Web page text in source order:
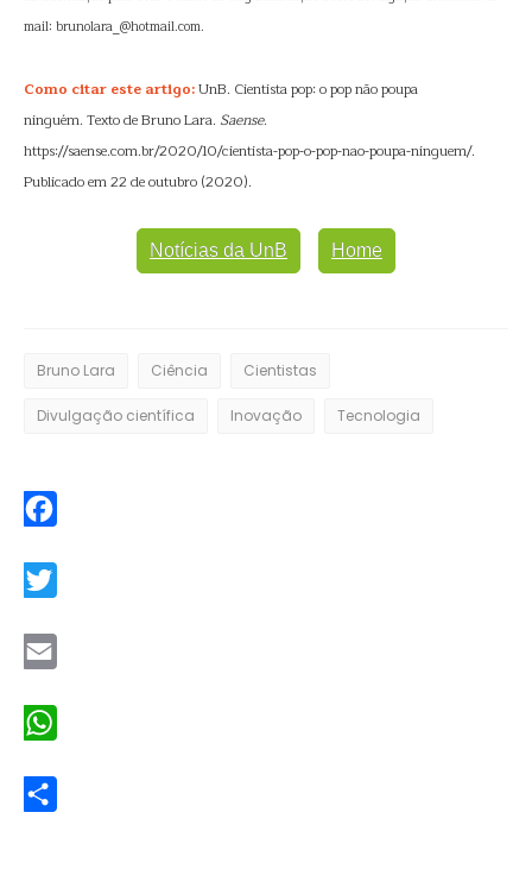
mail: brunolara_@hotmail.com.
Como citar este artigo:UnB. Cientista pop: o pop não poupa
ninguém. Texto de Bruno Lara. Saense.
https://saense.com.br/2020/10/cientista-pop-o-pop-nao-poupa-ninguem/.
Publicado em 22 de outubro (2020).
Notícias da UnB Home
Bruno Lara Ciência Cientistas
Divulgação científica Inovação Tecnologia